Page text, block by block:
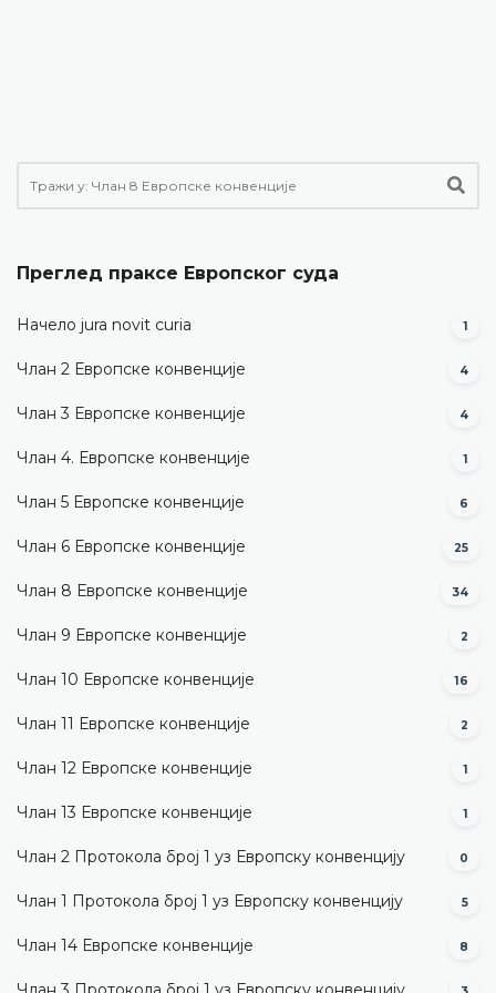
Преглед праксе Европског суда
Начело jura novit curia 1
Члан 2 Европске конвенције 4
Члан 3 Европске конвенције 4
Члан 4. Европске конвенције 1
Члан 5 Европске конвенције 6
Члан 6 Европске конвенције 25
Члан 8 Европске конвенције 34
Члан 9 Европске конвенције 2
Члан 10 Европске конвенције 16
Члан 11 Европске конвенције 2
Члан 12 Европске конвенције 1
Члан 13 Европске конвенције 1
Члан 2 Протокола број 1 уз Европску конвенцију 0
Члан 1 Протокола број 1 уз Европску конвенцију 5
Члан 14 Европске конвенције 8